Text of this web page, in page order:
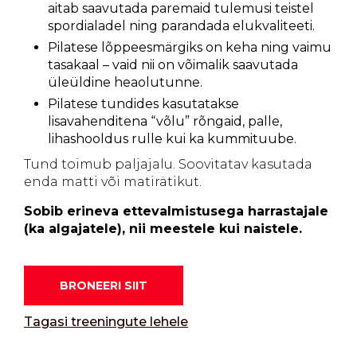
aitab saavutada paremaid tulemusi teistel
spordialadel ning parandada elukvaliteeti.
Pilatese lõppeesmärgiks on keha ning vaimu
tasakaal – vaid nii on võimalik saavutada
üleüldine heaolutunne.
Pilatese tundides kasutatakse
lisavahenditena “võlu” rõngaid, palle,
lihashooldus rulle kui ka kummituube.
Tund toimub paljajalu. Soovitatav kasutada
enda matti või matirätikut.
Sobib erineva ettevalmistusega harrastajale
(ka algajatele), nii meestele kui naistele.
BRONEERI SIIT
Tagasi treeningute lehele